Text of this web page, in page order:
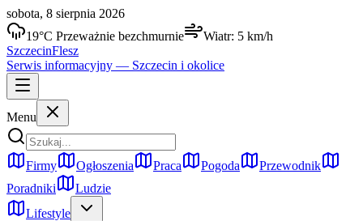
sobota, 8 sierpnia 2026
19°C Przeważnie bezchmurnie Wiatr: 5 km/h
SzczecinFlesz
Serwis informacyjny — Szczecin i okolice
Menu
Firmy Ogłoszenia Praca Pogoda
Przewodnik
Poradniki
Ludzie
Lifestyle